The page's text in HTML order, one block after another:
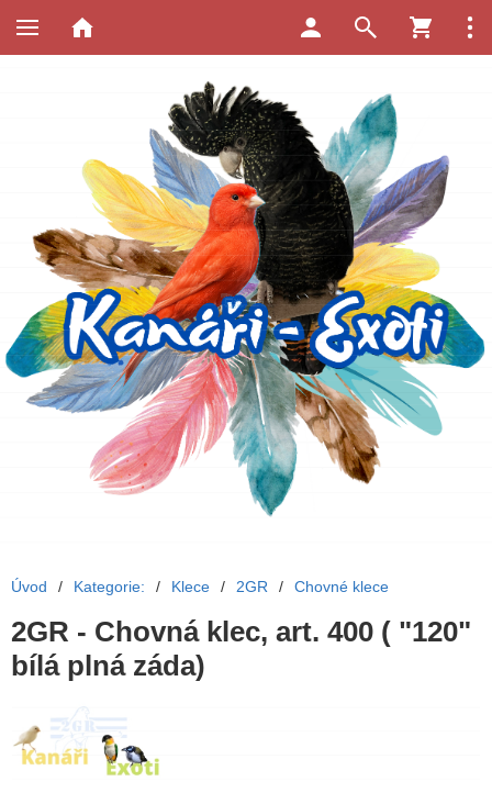
Úvod / Kategorie: / Klece / 2GR / Chovné klece
2GR - Chovná klec, art. 400 ( "120"
bílá plná záda)